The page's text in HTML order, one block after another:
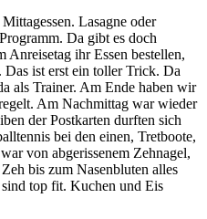
Lasagne oder
Da gibt es doch
ihr Essen bestellen,
Das ist erst ein toller Trick. Da
als Trainer. Am Ende haben wir
Am Nachmittag war wieder
der Postkarten durften sich
bei den einen, Tretboote,
von abgerissenem Zehnagel,
bis zum Nasenbluten alles
top fit. Kuchen und Eis